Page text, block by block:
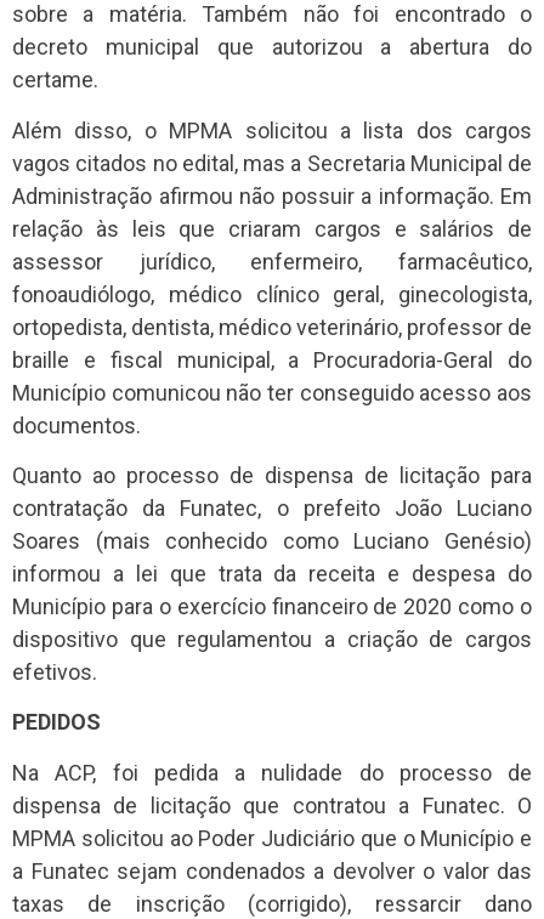
sobre a matéria. Também não foi encontrado o
decreto municipal que autorizou a abertura do
certame.
Além disso, o MPMA solicitou a lista dos cargos
vagos citados no edital, mas a Secretaria Municipal de
Administração afirmou não possuir a informação. Em
relação às leis que criaram cargos e salários de
assessor jurídico, enfermeiro, farmacêutico,
fonoaudiólogo, médico clínico geral, ginecologista,
ortopedista, dentista, médico veterinário, professor de
braille e fiscal municipal, a Procuradoria-Geral do
Município comunicou não ter conseguido acesso aos
documentos.
Quanto ao processo de dispensa de licitação para
contratação da Funatec, o prefeito João Luciano
Soares (mais conhecido como Luciano Genésio)
informou a lei que trata da receita e despesa do
Município para o exercício financeiro de 2020 como o
dispositivo que regulamentou a criação de cargos
efetivos.
PEDIDOS
Na ACP, foi pedida a nulidade do processo de
dispensa de licitação que contratou a Funatec. O
MPMA solicitou ao Poder Judiciário que o Município e
a Funatec sejam condenados a devolver o valor das
taxas de inscrição (corrigido), ressarcir dano